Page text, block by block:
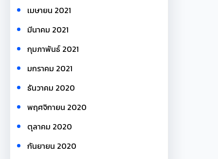
เมษายน 2021
มีนาคม 2021
กุมภาพันธ์ 2021
มกราคม 2021
ธันวาคม 2020
พฤศจิกายน 2020
ตุลาคม 2020
กันยายน 2020